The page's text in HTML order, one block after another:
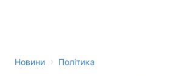
Новини › Політика